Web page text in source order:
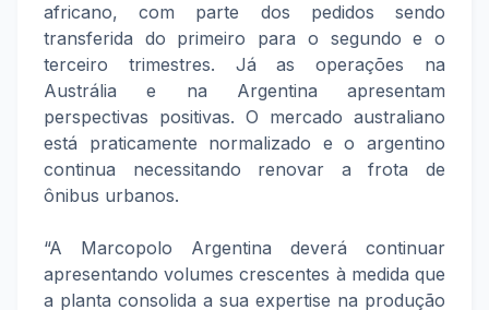
africano, com parte dos pedidos sendo
transferida do primeiro para o segundo e o
terceiro trimestres. Já as operações na
Austrália e na Argentina apresentam
perspectivas positivas. O mercado australiano
está praticamente normalizado e o argentino
continua necessitando renovar a frota de
ônibus urbanos.
“A Marcopolo Argentina deverá continuar
apresentando volumes crescentes à medida que
a planta consolida a sua expertise na produção